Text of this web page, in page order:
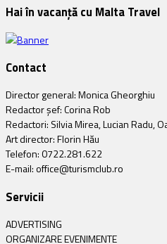
Hai în vacanță cu Malta Travel
Contact
Director general: Monica Gheorghiu
Redactor șef: Corina Rob
Redactori: Silvia Mirea, Lucian Radu,
Art director: Florin Hău
Telefon: 0722.281.622
E-mail: office@turismclub.ro
Servicii
ADVERTISING
ORGANIZARE EVENIMENTE